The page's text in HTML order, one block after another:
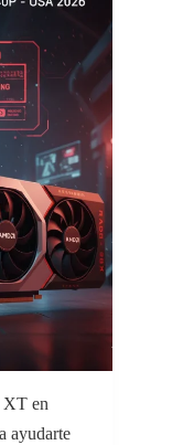
XT en
ayudarte